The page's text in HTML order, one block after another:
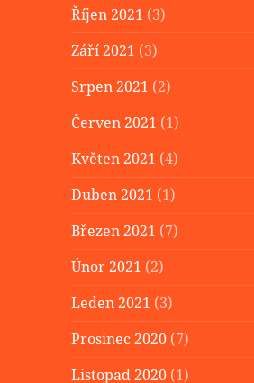
Říjen 2021 (3)
Září 2021 (3)
Srpen 2021 (2)
Červen 2021 (1)
Květen 2021 (4)
Duben 2021 (1)
Březen 2021 (7)
Únor 2021 (2)
Leden 2021 (3)
Prosinec 2020 (7)
Listopad 2020 (1)